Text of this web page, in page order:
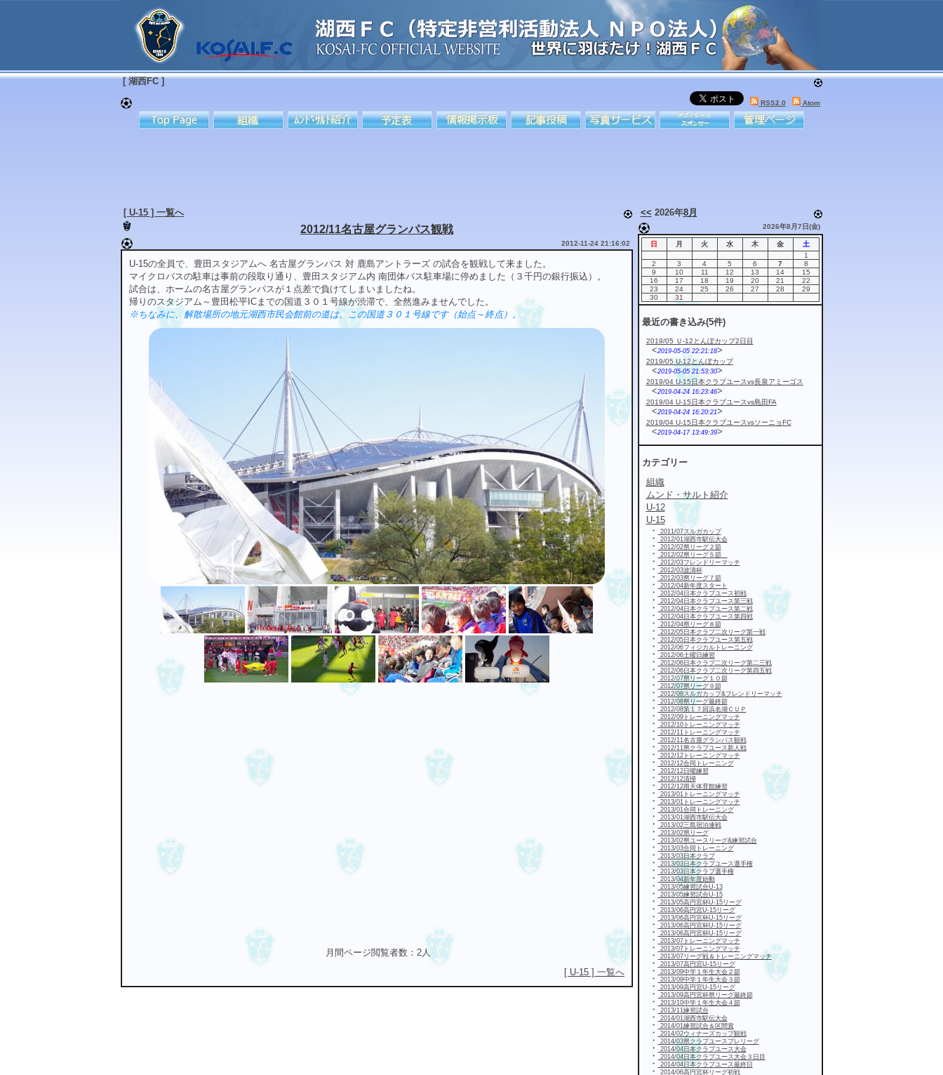
[ 湖西FC ]
RSS2.0 Atom
[ U-15 ] 一覧へ
2012/11名古屋グランパス観戦
2012-11-24 21:16:02
U-15の全員で、豊田スタジアムへ 名古屋グランパス 対 鹿島アントラーズ の試合を観戦して来ました。
マイクロバスの駐車は事前の段取り通り、豊田スタジアム内 南団体バス駐車場に停めました（３千円の銀行振込）。
試合は、ホームの名古屋グランパスが１点差で負けてしまいましたね。
帰りのスタジアム～豊田松平ICまでの国道３０１号線が渋滞で、全然進みませんでした。
※ちなみに、解散場所の地元湖西市民会館前の道は、この国道３０１号線です（始点～終点）。
月間ページ閲覧者数：2人
[ U-15 ] 一覧へ
<< 2026年8月
2026年8月7日(金)
日 月 火 水 木 金
土
1
2
3 4 5 6 7
8
9
10 11 12 13 14
15
16
17 18 19 20 21
22
23
24 25 26 27 28
29
30
31
最近の書き込み(5件)
2019/05 Ｕ-12とんぼカップ2日目
<2019-05-05 22:21:18>
2019/05 U-12とんぼカップ
<2019-05-05 21:53:30>
2019/04 U-15日本クラブユースvs長泉アミーゴス
<2019-04-24 16:23:46>
2019/04 U-15日本クラブユースvs島田FA
<2019-04-24 16:20:21>
2019/04 U-15日本クラブユースvsソーニョFC
<2019-04-17 13:49:39>
カテゴリー
組織
ムンド・サルト紹介
U-12
U-15
・
2011/07スルガカップ
・ 2012/01湖西市駅伝大会
・ 2012/02県リーグ２節
・ 2012/02県リーグ５節
・ 2012/03フレンドリーマッチ
・ 2012/03波濤杯
・ 2012/03県リーグ７節
・ 2012/04新年度スタート
・ 2012/04日本クラブユース初戦
・ 2012/04日本クラブユース第三戦
・ 2012/04日本クラブユース第二戦
・ 2012/04日本クラブユース第四戦
・ 2012/04県リーグ８節
・ 2012/05日本クラブ二次リーグ第一戦
・ 2012/05日本クラブユース第五戦
・ 2012/06フィジカルトレーニング
・ 2012/06土曜日練習
・ 2012/06日本クラブ二次リーグ第二三戦
・ 2012/06日本クラブ二次リーグ第四五戦
・ 2012/07県リーグ１０節
・ 2012/07県リーグ９節
・ 2012/08スルガカップ&フレンドリーマッチ
・ 2012/08県リーグ最終節
・ 2012/08第１７回浜名湖ＣＵＰ
・ 2012/09トレーニングマッチ
・ 2012/10トレーニングマッチ
・ 2012/11トレーニングマッチ
・ 2012/11名古屋グランパス観戦
・ 2012/11県クラブユース新人戦
・ 2012/12トレーニングマッチ
・ 2012/12合同トレーニング
・ 2012/12日曜練習
・ 2012/12清掃
・ 2012/12雨天体育館練習
・ 2013/01トレーニングマッチ
・ 2013/01トレーニングマッチ
・ 2013/01合同トレーニング
・ 2013/01湖西市駅伝大会
・ 2013/02三島宿泊連戦
・ 2013/02県リーグ
・ 2013/02県ユースリーグ&練習試合
・ 2013/03合同トレーニング
・ 2013/03日本クラブ
・ 2013/03日本クラブユース選手権
・ 2013/03日本クラブ選手権
・ 2013/04新年度始動
・ 2013/05練習試合U-13
・ 2013/05練習試合U-15
・ 2013/05高円宮杯U-15リーグ
・ 2013/06高円宮U-15リーグ
・ 2013/06高円宮杯U-15リーグ
・ 2013/06高円宮杯U-15リーグ
・ 2013/06高円宮杯U-15リーグ
・ 2013/07トレーニングマッチ
・ 2013/07トレーニングマッチ
・ 2013/07リーグ戦＆トレーニングマッチ
・ 2013/07高円宮U-15リーグ
・ 2013/09中学１年生大会２節
・ 2013/09中学１年生大会３節
・ 2013/09高円宮U-15リーグ
・ 2013/09高円宮杯県リーグ最終節
・ 2013/10中学１年生大会４節
・ 2013/11練習試合
・ 2014/01湖西市駅伝大会
・ 2014/01練習試合＆区間賞
・ 2014/02ウィナーズカップ観戦
・ 2014/03県クラブユースプレリーグ
・ 2014/04日本クラブユース大会
・ 2014/04日本クラブユース大会３日目
・ 2014/04日本クラブユース最終日
・ 2014/06高円宮杯リーグ初戦